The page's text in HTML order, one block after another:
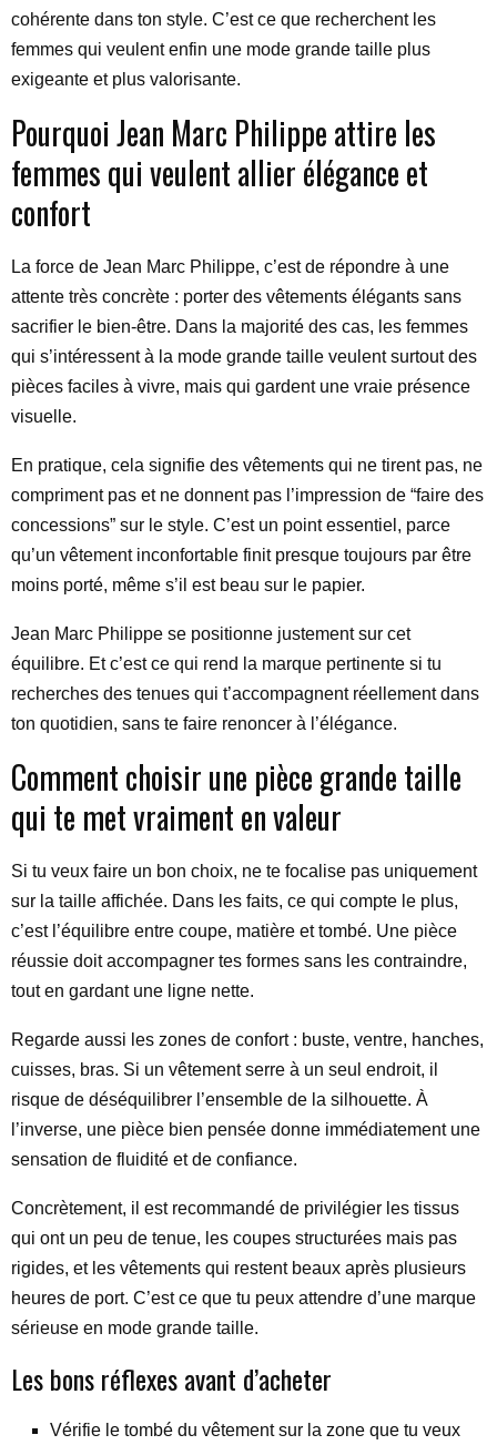
cohérente dans ton style. C’est ce que recherchent les
femmes qui veulent enfin une mode grande taille plus
exigeante et plus valorisante.
Pourquoi Jean Marc Philippe attire les
femmes qui veulent allier élégance et
confort
La force de Jean Marc Philippe, c’est de répondre à une
attente très concrète : porter des vêtements élégants sans
sacrifier le bien-être. Dans la majorité des cas, les femmes
qui s’intéressent à la mode grande taille veulent surtout des
pièces faciles à vivre, mais qui gardent une vraie présence
visuelle.
En pratique, cela signifie des vêtements qui ne tirent pas, ne
compriment pas et ne donnent pas l’impression de “faire des
concessions” sur le style. C’est un point essentiel, parce
qu’un vêtement inconfortable finit presque toujours par être
moins porté, même s’il est beau sur le papier.
Jean Marc Philippe se positionne justement sur cet
équilibre. Et c’est ce qui rend la marque pertinente si tu
recherches des tenues qui t’accompagnent réellement dans
ton quotidien, sans te faire renoncer à l’élégance.
Comment choisir une pièce grande taille
qui te met vraiment en valeur
Si tu veux faire un bon choix, ne te focalise pas uniquement
sur la taille affichée. Dans les faits, ce qui compte le plus,
c’est l’équilibre entre coupe, matière et tombé. Une pièce
réussie doit accompagner tes formes sans les contraindre,
tout en gardant une ligne nette.
Regarde aussi les zones de confort : buste, ventre, hanches,
cuisses, bras. Si un vêtement serre à un seul endroit, il
risque de déséquilibrer l’ensemble de la silhouette. À
l’inverse, une pièce bien pensée donne immédiatement une
sensation de fluidité et de confiance.
Concrètement, il est recommandé de privilégier les tissus
qui ont un peu de tenue, les coupes structurées mais pas
rigides, et les vêtements qui restent beaux après plusieurs
heures de port. C’est ce que tu peux attendre d’une marque
sérieuse en mode grande taille.
Les bons réflexes avant d’acheter
Vérifie le tombé du vêtement sur la zone que tu veux